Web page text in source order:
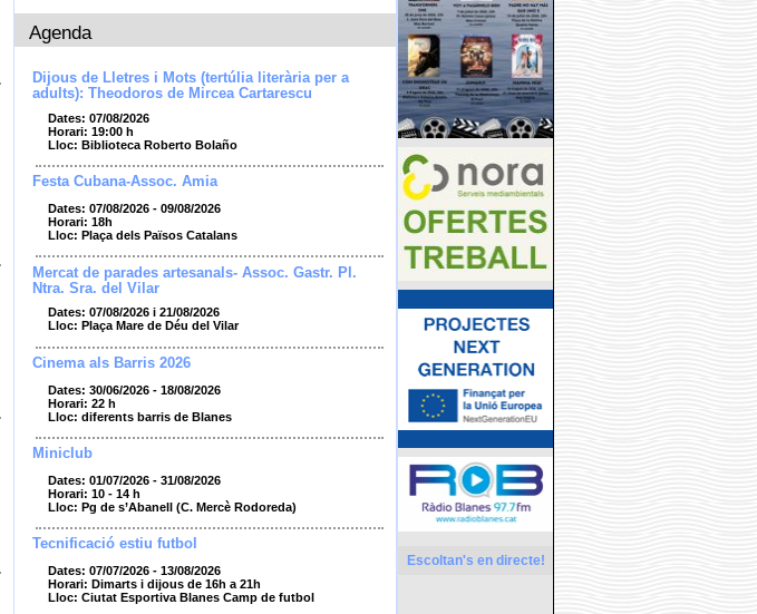
Agenda
Dijous de Lletres i Mots (tertúlia literària per a
adults): Theodoros de Mircea Cartarescu
Dates: 07/08/2026
Horari: 19:00 h
Lloc: Biblioteca Roberto Bolaño
Festa Cubana-Assoc. Amia
Dates: 07/08/2026 - 09/08/2026
Horari: 18h
Lloc: Plaça dels Països Catalans
Mercat de parades artesanals- Assoc. Gastr. Pl.
Ntra. Sra. del Vilar
Dates: 07/08/2026 i 21/08/2026
Lloc: Plaça Mare de Déu del Vilar
Cinema als Barris 2026
Dates: 30/06/2026 - 18/08/2026
Horari: 22 h
Lloc: diferents barris de Blanes
Miniclub
Dates: 01/07/2026 - 31/08/2026
Horari: 10 - 14 h
Lloc: Pg de s’Abanell (C. Mercè Rodoreda)
Tecnificació estiu futbol
Dates: 07/07/2026 - 13/08/2026
Horari: Dimarts i dijous de 16h a 21h
Lloc: Ciutat Esportiva Blanes Camp de futbol
Escoltan's en directe!